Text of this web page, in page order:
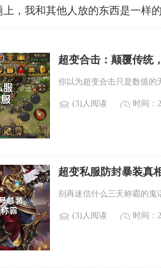
我和其他人放的东西是一样
超变合击：颠覆传统
你以为超变合击只是数值的
(3)人阅读 时间：
超变私服防封暴装真
别再迷信什么三天称霸的
(3)人阅读 时间：